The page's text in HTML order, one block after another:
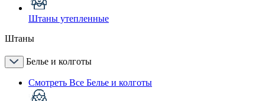
Штаны утепленные
Штаны
Белье и колготы
Смотреть Все Белье и колготы